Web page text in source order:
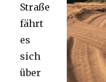
Straße
fährt
es
sich
über